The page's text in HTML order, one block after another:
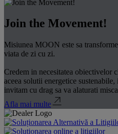
Join the Movement!
Misiunea MOON este sa
viata de zi cu zi.
Credem in necesitatea obiectivelor
aceea solutii energetice
invitam cu drag sa va alaturati
Afla mai multe